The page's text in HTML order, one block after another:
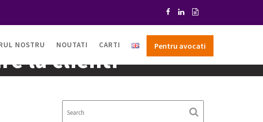
Pentru avocati
NOSTRU NOUTATI CARTI
la clienti